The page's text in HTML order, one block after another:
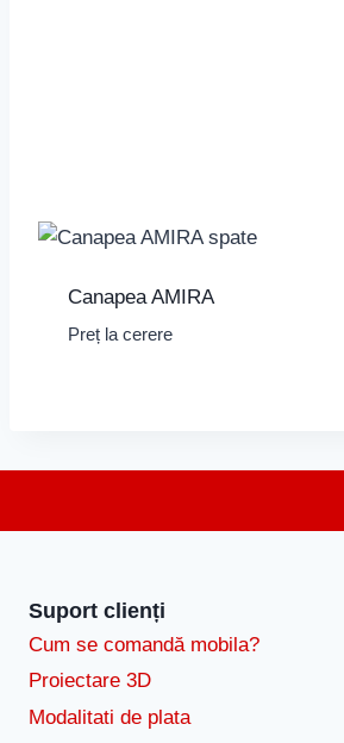
Canapea AMIRA
Preț la cerere
Suport clienți
Cum se comandă mobila?
Proiectare 3D
Modalitati de plata